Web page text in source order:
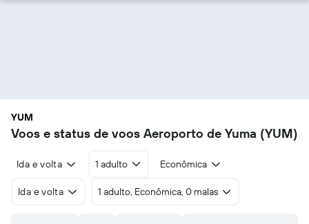
YUM
Voos e status de voos Aeroporto de Yuma (YUM)
Ida e volta 1 adulto Econômica
Ida e volta 1 adulto, Econômica, 0 malas